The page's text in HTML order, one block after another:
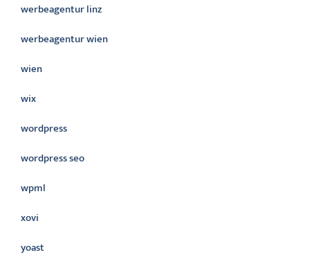
werbeagentur linz
werbeagentur wien
wien
wix
wordpress
wordpress seo
wpml
xovi
yoast